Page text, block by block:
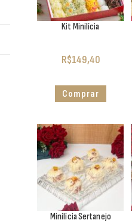
Kit Minilícia
R$149,40
Comprar
Minilícia Sertanejo